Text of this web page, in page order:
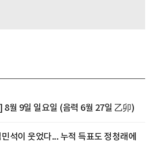
8월 9일 일요일 (음력 6월 27일 乙卯)
석이 웃었다... 누적 득표도 정청래에